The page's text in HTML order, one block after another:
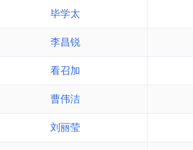
毕学太
李昌锐
看召加
曹伟洁
刘丽莹